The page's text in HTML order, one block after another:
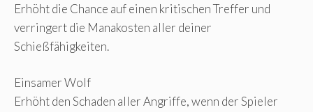
Erhöht die Chance auf einen kritischen Treffer und
verringert die Manakosten aller deiner
Schießfähigkeiten.
Einsamer Wolf
Erhöht den Schaden aller Angriffe, wenn der Spieler